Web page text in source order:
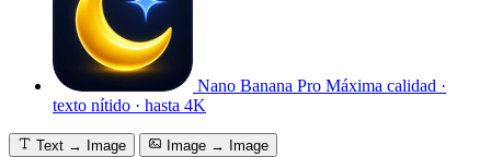
Nano Banana Pro Máxima calidad ·
texto nítido · hasta 4K
Text → Image Image → Image